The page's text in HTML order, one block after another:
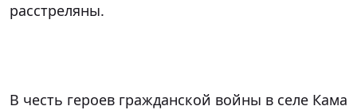
расстреляны.
В честь героев гражданской войны в селе Кама